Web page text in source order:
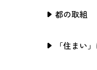
都の取組
「住まい